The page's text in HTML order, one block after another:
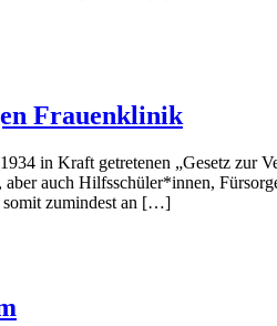
Frauenklinik
in Kraft getretenen „Gesetz
auch Hilfsschüler*innen,
somit zumindest an […]